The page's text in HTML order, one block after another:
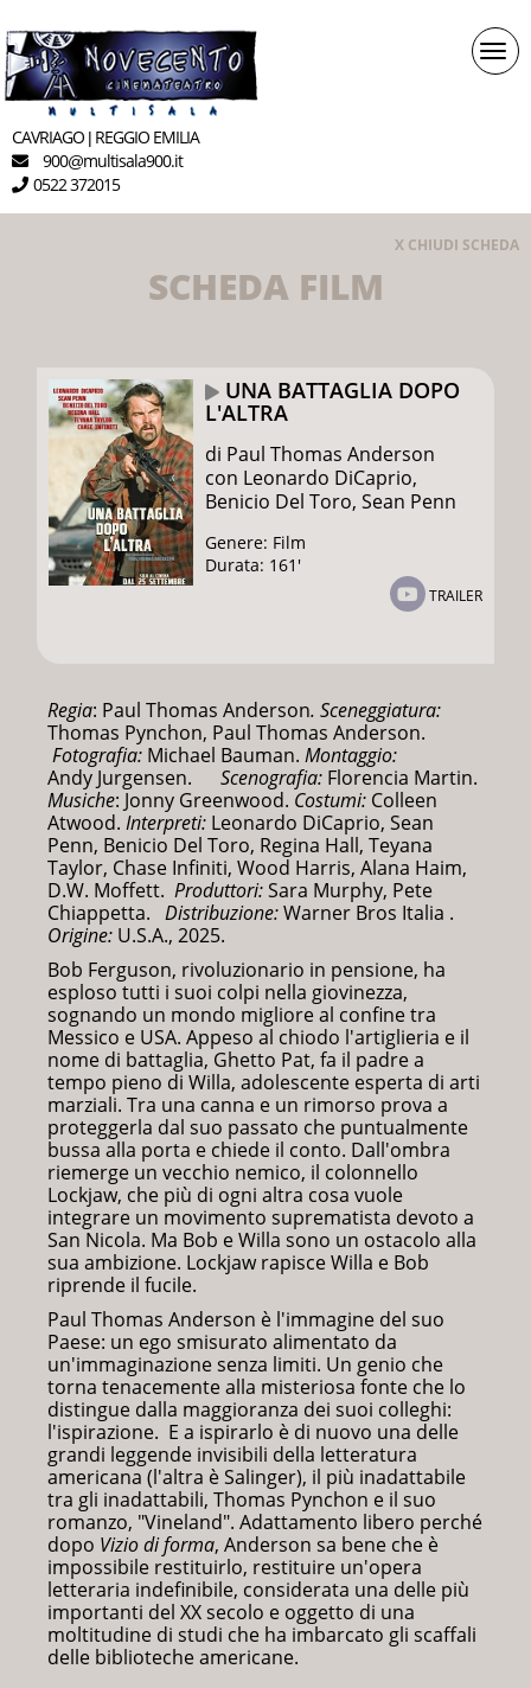
CAVRIAGO | REGGIO EMILIA
900@multisala900.it
0522 372015
X CHIUDI SCHEDA
SCHEDA FILM
UNA BATTAGLIA DOPO
L'ALTRA
di Paul Thomas Anderson
con Leonardo DiCaprio,
Benicio Del Toro, Sean Penn
Genere: Film
Durata: 161'
TRAILER
Regia: Paul Thomas Anderson. Sceneggiatura:
Thomas Pynchon, Paul Thomas Anderson.
Fotografia: Michael Bauman. Montaggio:
Andy Jurgensen.
Scenografia: Florencia Martin.
Musiche: Jonny Greenwood. Costumi: Colleen
Atwood. Interpreti: Leonardo DiCaprio, Sean
Penn, Benicio Del Toro, Regina Hall, Teyana
Taylor, Chase Infiniti, Wood Harris, Alana Haim,
D.W. Moffett. Produttori:Sara Murphy, Pete
Chiappetta. Distribuzione:Warner Bros Italia .
Origine: U.S.A., 2025.
Bob Ferguson, rivoluzionario in pensione, ha
esploso tutti i suoi colpi nella giovinezza,
sognando un mondo migliore al confine tra
Messico e USA. Appeso al chiodo l'artiglieria e il
nome di battaglia, Ghetto Pat, fa il padre a
tempo pieno di Willa, adolescente esperta di arti
marziali. Tra una canna e un rimorso prova a
proteggerla dal suo passato che puntualmente
bussa alla porta e chiede il conto. Dall'ombra
riemerge un vecchio nemico, il colonnello
Lockjaw, che più di ogni altra cosa vuole
integrare un movimento suprematista devoto a
San Nicola. Ma Bob e Willa sono un ostacolo alla
sua ambizione. Lockjaw rapisce Willa e Bob
riprende il fucile.
Paul Thomas Anderson è l'immagine del suo
Paese: un ego smisurato alimentato da
un'immaginazione senza limiti. Un genio che
torna tenacemente alla misteriosa fonte che lo
distingue dalla maggioranza dei suoi colleghi:
l'ispirazione. E a ispirarlo è di nuovo una delle
grandi leggende invisibili della letteratura
americana (l'altra è Salinger), il più inadattabile
tra gli inadattabili, Thomas Pynchon e il suo
romanzo, "Vineland". Adattamento libero perché
dopo Vizio di forma, Anderson sa bene che è
impossibile restituirlo, restituire un'opera
letteraria indefinibile, considerata una delle più
importanti del XX secolo e oggetto di una
moltitudine di studi che ha imbarcato gli scaffali
delle biblioteche americane.